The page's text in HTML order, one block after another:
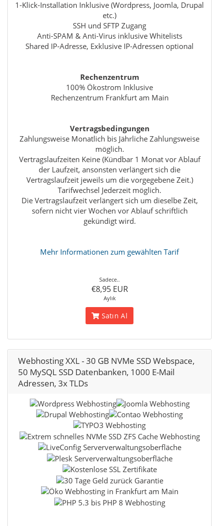
1-Klick-Installation Inklusive (Wordpress, Joomla, Drupal
etc.)
SSH und SFTP Zugang
Anti-SPAM & Anti-Virus inklusive Whitelists
Shared IP-Adresse, Exklusive IP-Adressen optional
Rechenzentrum
100% Ökostrom Inklusive
Rechenzentrum Frankfurt am Main
Vertragsbedingungen
Zahlungsweise Monatlich bis Jährliche Zahlungsweise
möglich.
Vertragslaufzeiten Keine (Kündbar 1 Monat vor Ablauf
der Laufzeit, ansonsten verlängert sich die
Vertragslaufzeit jeweils um die vorgegebene Zeit.)
Tarifwechsel Jederzeit möglich.
Die Vertragslaufzeit verlängert sich um dieselbe Zeit,
sofern nicht vier Wochen vor Ablauf schriftlich
gekündigt wird.
Mehr Informationen zum gewählten Tarif
Sadece..
€8,95 EUR
Aylık
Satın Al
Webhosting XXL - 30 GB NVMe SSD Webspace,
50 MySQL SSD Datenbanken, 1000 E-Mail
Adressen, 3x TLDs